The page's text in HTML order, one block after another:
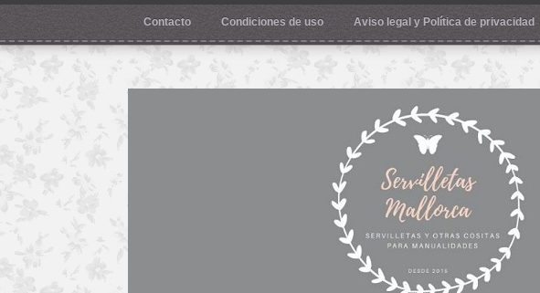
Contacto Condiciones de uso Aviso legal y Política de privacidad